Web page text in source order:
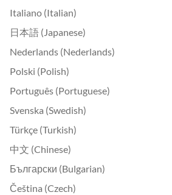
Italiano (Italian)
日本語 (Japanese)
Nederlands (Nederlands)
Polski (Polish)
Português (Portuguese)
Svenska (Swedish)
Türkçe (Turkish)
中文 (Chinese)
Български (Bulgarian)
Čeština (Czech)